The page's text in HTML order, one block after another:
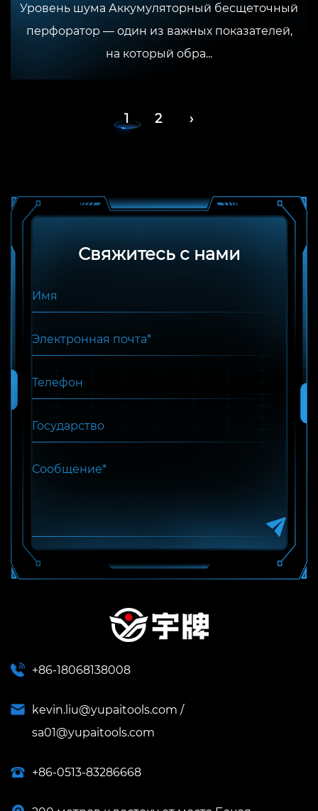
Уровень шума Аккумуляторный бесщеточный
перфоратор — один из важных показателей,
на который обра...
1 2 ›
+86-18068138008
kevin.liu@yupaitools.com /
sa01@yupaitools.com
+86-0513-83286668
Свяжитесь с нами